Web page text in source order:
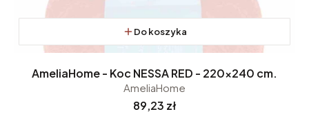
Do koszyka
AmeliaHome - Koc NESSA RED - 220x240 cm.
AmeliaHome
Cena
89,23 zł